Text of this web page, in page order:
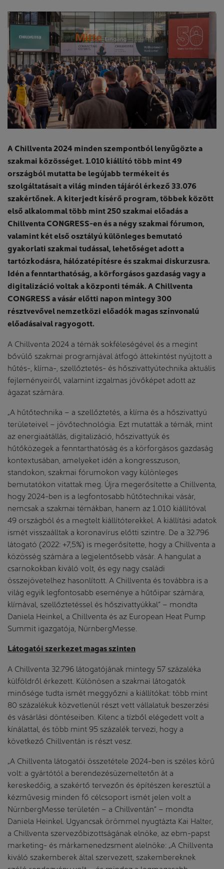
A Chillventa 2024 minden szempontból lenyűgözte a
szakmai közösséget. 1.010 kiállító több mint 49
országból mutatta be legújabb termékeit és
szolgáltatásait a világ minden tájáról érkező 33.076
szakértőnek. A kiterjedt kísérő program, többek között
első alkalommal több mint 250 szakmai előadás a
Chillventa CONGRESS-en és a négy szakmai fórumon,
valamint két első osztályú különleges bemutató
gyakorlati szakmai tudással, lehetőséget adott a
tartózkodásra, hálózatépítésre és szakmai diskurzusra.
Idén a fenntarthatóság, a körforgásos gazdaság vagy a
digitalizáció voltak a központi témák. A Chillventa
CONGRESS a vásár előtti napon mintegy 300
résztvevővel nemzetközi előadók magas színvonalú
előadásaival ragyogott.
A Chillventa 2024 a témák sokféleségével és a megint
bővülő szakmai programjával átfogó áttekintést nyújtott a
hűtés-, klíma-, szellőztetés- és hőszivattyútechnika aktuális
fejleményeiről, valamint izgalmas jövőképet adott az
ágazat számára.
„A hűtőtechnika – a szellőztetés, a klíma és a hőszivattyú
területeivel – jövőtechnológia. Ezt mutatták a témák, mint
az energiaátállás, digitalizáció, hőszivattyúk és
hűtőközegek a fenntarthatóság és a körforgásos gazdaság
kontextusában, amelyeket idén a kongresszuson,
standokon, szakmai fórumokon vagy különleges
bemutatókon vitattak meg. Újra megerősítette a Chillventa,
hogy 2024-ben is a legfontosabb hűtőtechnikai vásár,
nemcsak a szakmai témákban, hanem az 1.010 kiállítóval
49 országból és a megtelt kiállítóterekkel. A kiállítási adatok
ismét visszaálltak a koronavírus előtti szintre. De a 32.796
látogató (2022: +7,5%) is megerősítette, hogy a Chillventa a
közösség számára a legjelentősebb vásár. A hangulat a
csarnokokban kiváló volt, és egy nagy családi
összejövetelhez hasonlított. A Chillventa és továbbra is a
világ egyik legfontosabb eseménye a hűtőipar számára,
klímával, szellőztetéssel és hőszivattyúkkal” – mondta
Daniela Heinkel, a Chillventa és az European Heat Pump
Summit igazgatója, NürnbergMesse.
Látogatói szerkezet magas szinten
A Chillventa 32.796 látogatójának mintegy 57 százaléka
külföldről érkezett. Különösen a szakmai látogatók
minősége tudta ismét meggyőzni a kiállítókat: több mint
80 százalékuk közvetlenül részt vett vállalatuk beszerzési
és vásárlási döntéseiben. Kilenc a tízből elégedett volt a
kínálattal, és több mint 95 százalék tervezi, hogy a
következő Chillventán is részt vesz.
„A Chillventa látogatói összetétele 2024-ben is széles körű
volt: a gyártótól a berendezésüzemeltetőn át a
kereskedőig, a szakértő tervezőn és építészen keresztül a
kézművesig minden fő célcsoport ismét jelen volt a
NürnbergMesse területén – a Chillventán” – mondta
Daniela Heinkel. Ugyancsak örömmel nyugtázta Kai Halter,
a Chillventa szervezőbizottságának elnöke, az ebm-papst
marketing- és márkamenedzsment alelnöke: „A Chillventa
kiváló szakemberek által szervezett, szakembereknek